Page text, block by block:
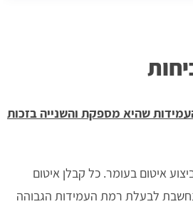
שהיא מספקת והשנייה בזכות
איטום בעומר. כל קבלן איטום
לבעלת רמת העמידות הגבוהה